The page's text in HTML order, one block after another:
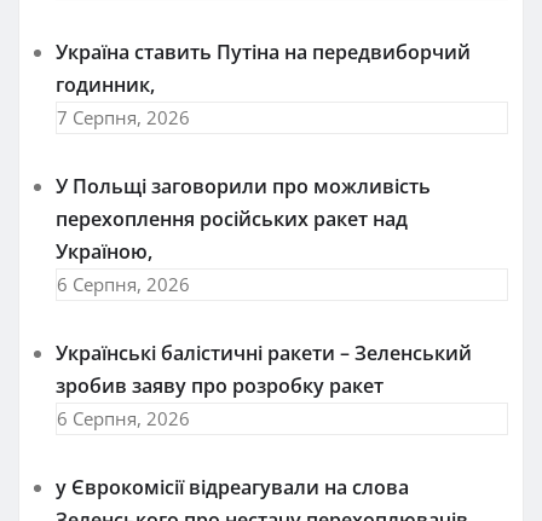
Україна ставить Путіна на передвиборчий
годинник,
7 Серпня, 2026
У Польщі заговорили про можливість
перехоплення російських ракет над
Україною,
6 Серпня, 2026
Українські балістичні ракети – Зеленський
зробив заяву про розробку ракет
6 Серпня, 2026
у Єврокомісії відреагували на слова